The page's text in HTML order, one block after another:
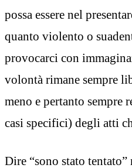
possa essere nel
quanto violento o
provocarci con
volontà rimane sempre
meno e pertanto sempre
casi specifici) degli atti
Dire “sono stato tentato”